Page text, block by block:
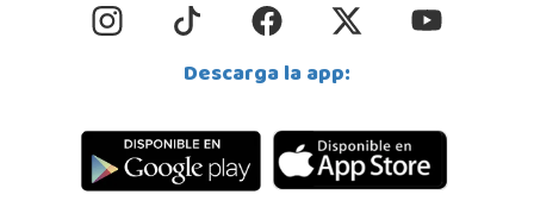
Descarga la app: